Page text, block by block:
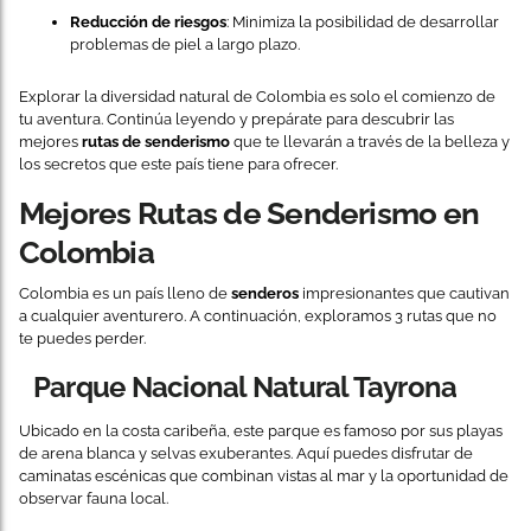
Reducción de riesgos: Minimiza la posibilidad de desarrollar
problemas de piel a largo plazo.
Explorar la diversidad natural de Colombia es solo el comienzo de
tu aventura. Continúa leyendo y prepárate para descubrir las
mejores rutas de senderismo que te llevarán a través de la belleza y
los secretos que este país tiene para ofrecer.
Mejores Rutas de Senderismo en
Colombia
Colombia es un país lleno de senderos impresionantes que cautivan
a cualquier aventurero. A continuación, exploramos 3 rutas que no
te puedes perder.
Parque Nacional Natural Tayrona
Ubicado en la costa caribeña, este parque es famoso por sus playas
de arena blanca y selvas exuberantes. Aquí puedes disfrutar de
caminatas escénicas que combinan vistas al mar y la oportunidad de
observar fauna local.